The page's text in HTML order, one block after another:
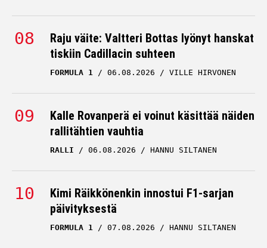
Raju väite: Valtteri Bottas lyönyt hanskat
tiskiin Cadillacin suhteen
FORMULA 1 06.08.2026 VILLE HIRVONEN
Kalle Rovanperä ei voinut käsittää näiden
rallitähtien vauhtia
RALLI 06.08.2026 HANNU SILTANEN
Kimi Räikkönenkin innostui F1-sarjan
päivityksestä
FORMULA 1 07.08.2026 HANNU SILTANEN